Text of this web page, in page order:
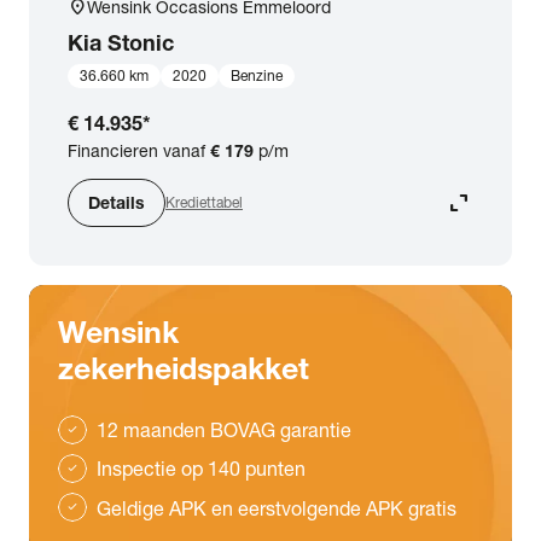
location_onWensink Occasions Emmeloord
Kia Stonic
36.660 km 2020 Benzine
€ 14.935*
Financieren vanaf€ 179 p/m
Details Krediettabel expand_content
Wensink
zekerheidspakket
check 12 maanden BOVAG garantie
check Inspectie op 140 punten
check Geldige APK en eerstvolgende APK gratis